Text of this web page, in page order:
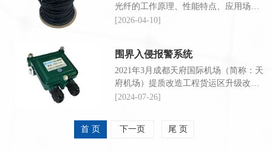
光纤的工作原理、性能特点、应用场景
及优缺点，为用户提供一份全面、客观
[2026-04-10]
围界入侵报警系统
2021年3月成都天府国际机场（简称：天
府机场）提质改造工程货运区升级改造
工程已顺利通过行业验收
[2024-07-26]
首 页 下一页 尾 页